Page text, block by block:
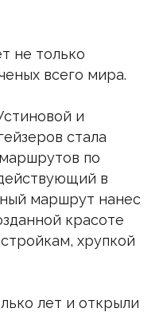
не только
всего мира.
и
стала
по
в
маршрут нанес
красоте
хрупкой
лет и открыли